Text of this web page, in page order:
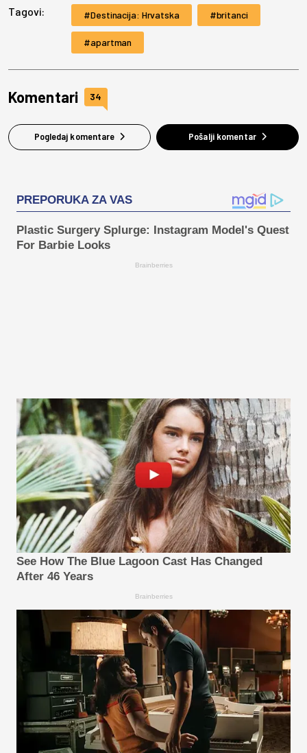
Tagovi: Destinacija: Hrvatska britanci
apartman
Komentari 34
Pogledaj komentare Pošalji komentar
PREPORUKA ZA VAS
Plastic Surgery Splurge: Instagram Model's Quest
For Barbie Looks
Brainberries
See How The Blue Lagoon Cast Has Changed
After 46 Years
Brainberries